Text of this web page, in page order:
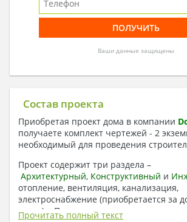
Ваши данные защищены
Состав проекта
Приобретая проект дома в компании
получаете комплект чертежей - 2
необходимый для проведения
Проект содержит три раздела –
Архитектурный, Конструктивный и
отопление, вентиляция, канализация,
электроснабжение (приобретается за
плату) + Пояснительная записка.
Прочитать полный текст